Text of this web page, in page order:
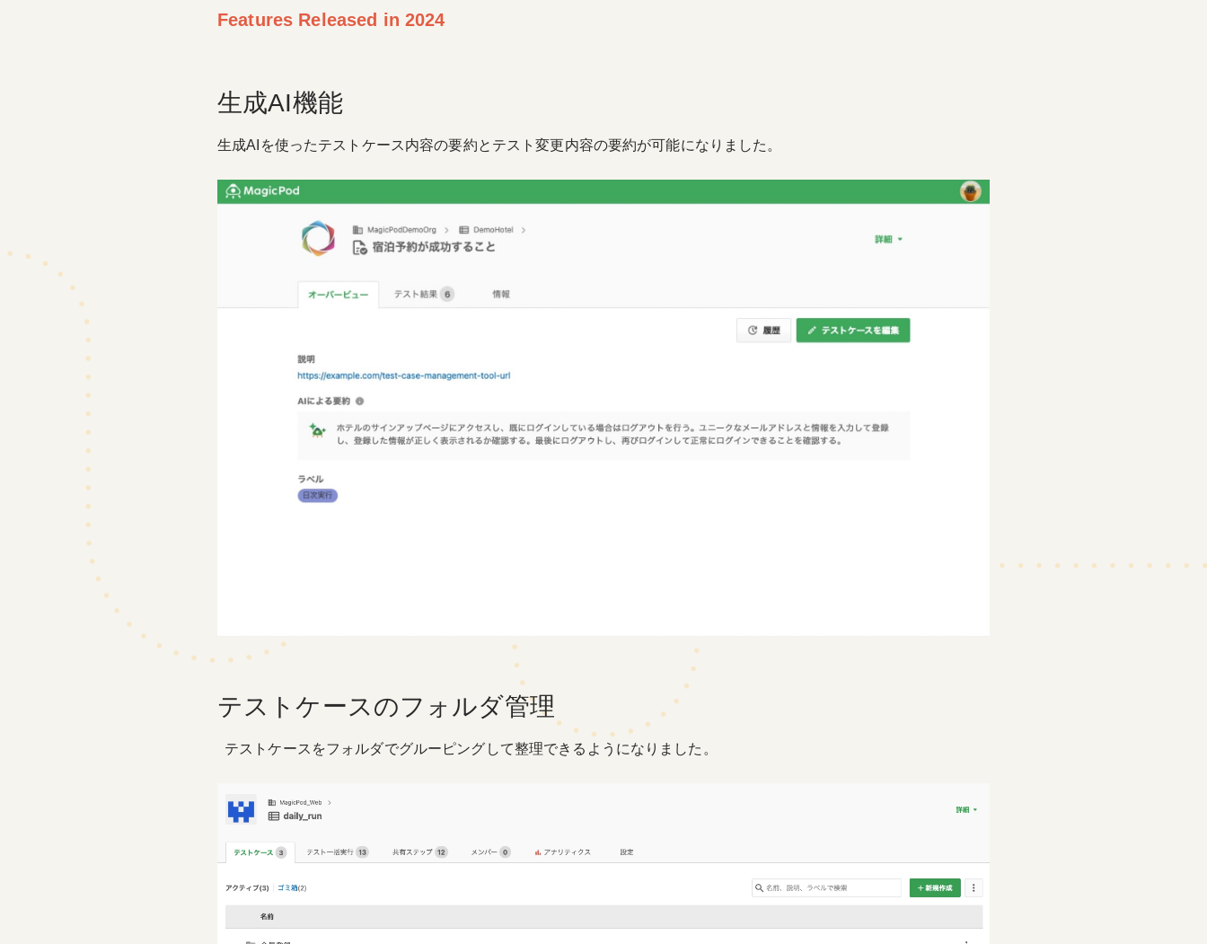
Features Released in 2024
生成AI機能
生成AIを使ったテストケース内容の要約とテスト変更内容の要約が可能になりました。
テストケースのフォルダ管理
テストケースをフォルダでグルーピングして整理できるようになりました。